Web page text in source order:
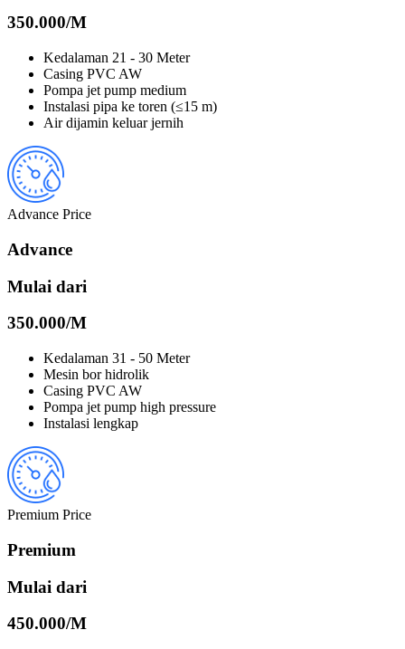
350.000/M
Kedalaman 21 - 30 Meter
Casing PVC AW
Pompa jet pump medium
Instalasi pipa ke toren (≤15 m)
Air dijamin keluar jernih
Advance Price
Advance
Mulai dari
350.000/M
Kedalaman 31 - 50 Meter
Mesin bor hidrolik
Casing PVC AW
Pompa jet pump high pressure
Instalasi lengkap
Premium Price
Premium
Mulai dari
450.000/M